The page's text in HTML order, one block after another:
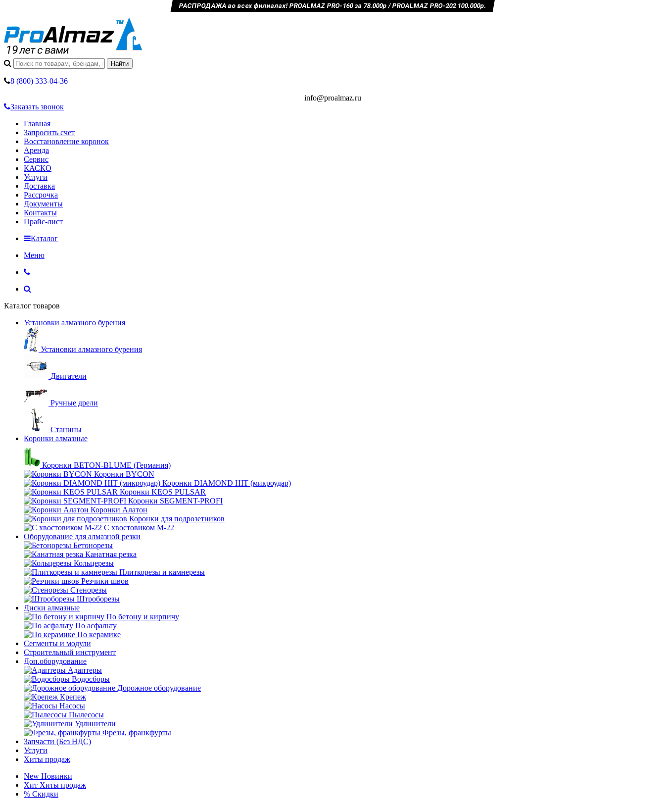
РАСПРОДАЖА во всех филиалах! PROALMAZ PRO-160 за 78.000р / PROALMAZ PRO-202 100.000р.
8 (800) 333-04-36
info@proalmaz.ru
Заказать звонок
Главная
Запросить счет
Восстановление коронок
Аренда
Сервис
КАСКО
Услуги
Доставка
Рассрочка
Документы
Контакты
Прайс-лист
Каталог
Меню
Каталог товаров
Установки алмазного бурения
Установки алмазного бурения
Двигатели
Ручные дрели
Станины
Коронки алмазные
Коронки BETON-BLUME (Германия)
Коронки BYCON
Коронки DIAMOND HIT (микроудар)
Коронки KEOS PULSAR
Коронки SEGMENT-PROFI
Коронки Алатон
Коронки для подрозетников
С хвостовиком М-22
Оборудование для алмазной резки
Бетонорезы
Канатная резка
Кольцерезы
Плиткорезы и камнерезы
Резчики швов
Стенорезы
Штроборезы
Диски алмазные
По бетону и кирпичу
По асфальту
По керамике
Сегменты и модули
Строительный инструмент
Доп.оборудование
Адаптеры
Водосборы
Дорожное оборудование
Крепеж
Насосы
Пылесосы
Удлинители
Фрезы, франкфурты
Запчасти (Без НДС)
Услуги
Хиты продаж
New Новинки
Хит Хиты продаж
% Скидки